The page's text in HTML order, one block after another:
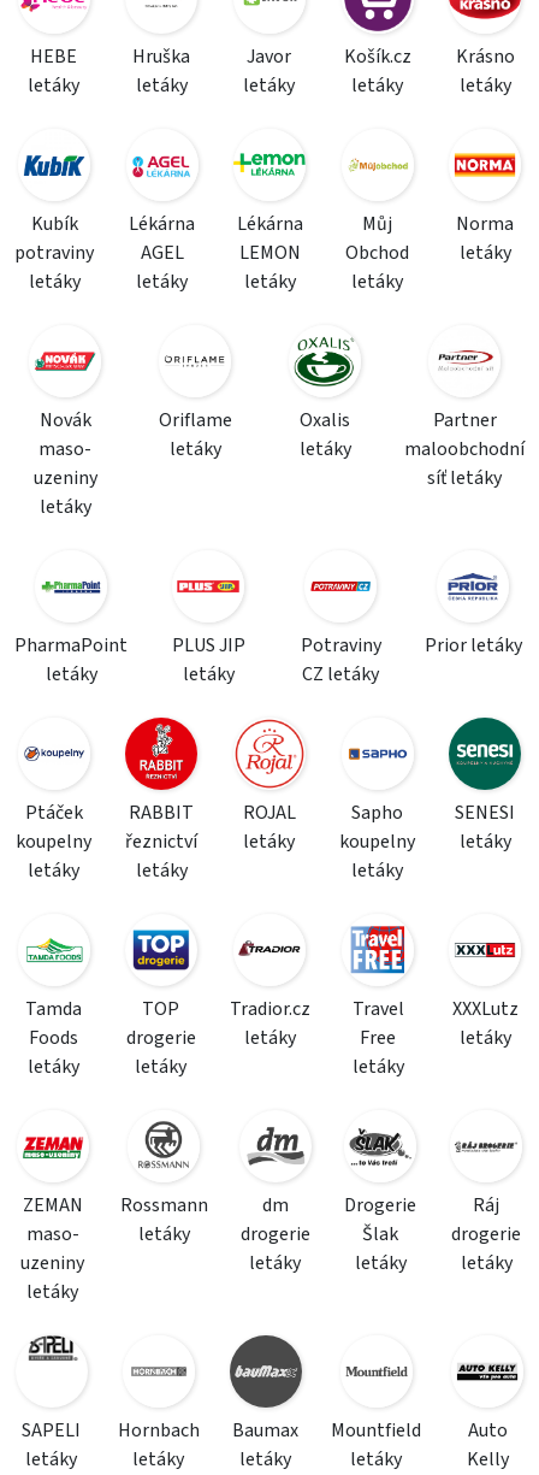
HEBE
letáky
Hruška
letáky
Javor
letáky
Košík.cz
letáky
Krásno
letáky
Kubík
potraviny
letáky
Lékárna
AGEL
letáky
Lékárna
LEMON
letáky
Můj
Obchod
letáky
Norma
letáky
Novák
maso-
uzeniny
letáky
Oriflame
letáky
Oxalis
letáky
Partner
maloobchodní
síť letáky
PharmaPoint
letáky
PLUS JIP
letáky
Potraviny
CZ letáky
Prior letáky
Ptáček
koupelny
letáky
RABBIT
řeznictví
letáky
ROJAL
letáky
Sapho
koupelny
letáky
SENESI
letáky
Tamda
Foods
letáky
TOP
drogerie
letáky
Tradior.cz
letáky
Travel
Free
letáky
XXXLutz
letáky
ZEMAN
maso-
uzeniny
letáky
Rossmann
letáky
dm
drogerie
letáky
Drogerie
Šlak
letáky
Ráj
drogerie
letáky
SAPELI
letáky
Hornbach
letáky
Baumax
letáky
Mountfield
letáky
Auto
Kelly